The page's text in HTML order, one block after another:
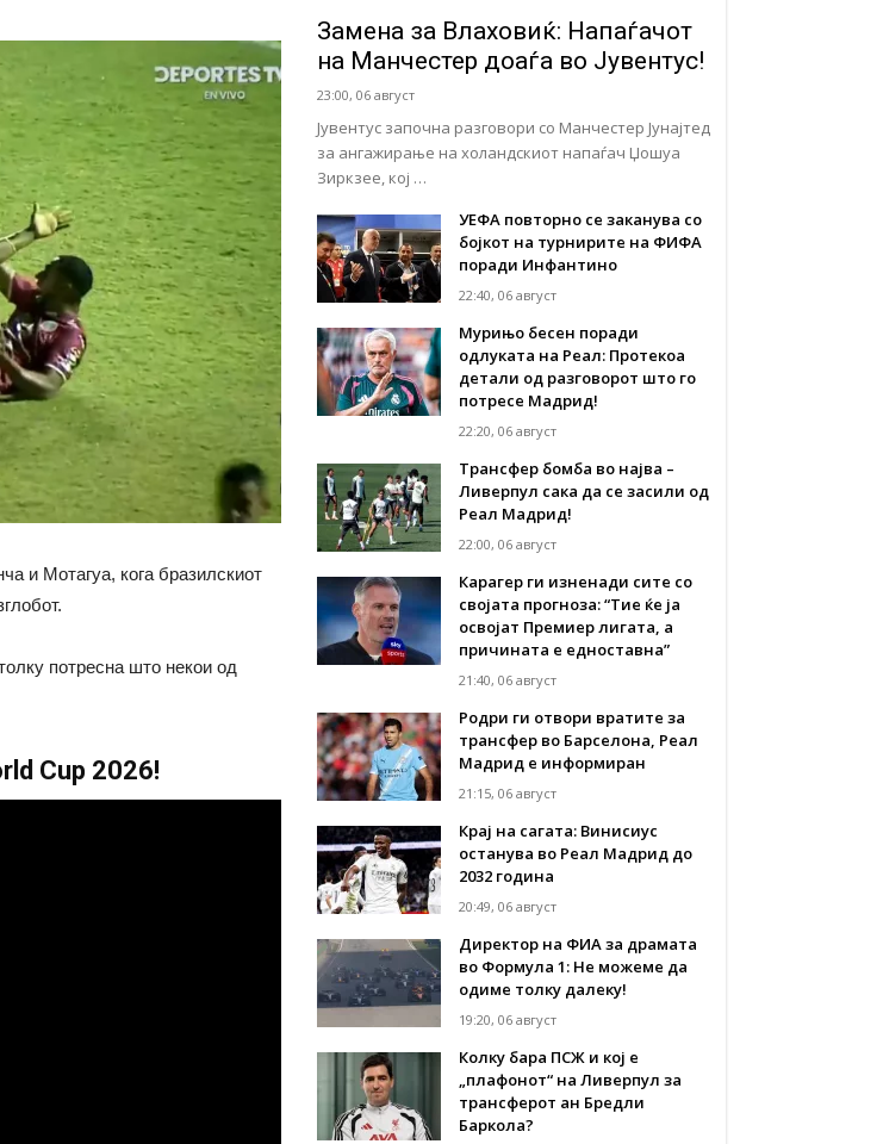
и Мотагуа, кога бразилскиот
потресна што некои од
Cup 2026!
Замена за Влаховиќ: Напаѓачот
на Манчестер доаѓа во Јувентус!
23:00, 06 август
Јувентус започна разговори со Манчестер Јунајтед
за ангажирање на холандскиот напаѓач Џошуа
Зиркзее, кој …
УЕФА повторно се заканува со
бојкот на турнирите на ФИФА
поради Инфантино
22:40, 06 август
Мурињо бесен поради
одлуката на Реал: Протекоа
детали од разговорот што го
потресе Мадрид!
22:20, 06 август
Трансфер бомба во најва –
Ливерпул сака да се засили од
Реал Мадрид!
22:00, 06 август
Карагер ги изненади сите со
својата прогноза: “Тие ќе ја
освојат Премиер лигата, а
причината е едноставна”
21:40, 06 август
Родри ги отвори вратите за
трансфер во Барселона, Реал
Мадрид е информиран
21:15, 06 август
Крај на сагата: Винисиус
останува во Реал Мадрид до
2032 година
20:49, 06 август
Директор на ФИА за драмата
во Формула 1: Не можеме да
одиме толку далеку!
19:20, 06 август
Колку бара ПСЖ и кој е
„плафонот“ на Ливерпул за
трансферот ан Бредли
Баркола?